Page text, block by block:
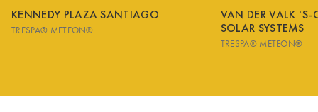
KENNEDY PLAZA SANTIAGO
TRESPA® METEON®
VAN DER VALK 'S-
SOLAR SYSTEMS
TRESPA® METEON®